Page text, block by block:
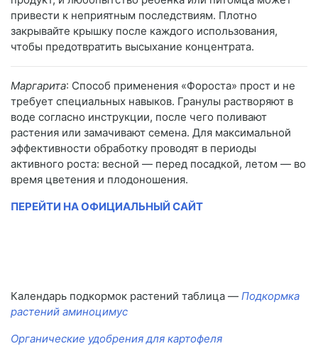
привести к неприятным последствиям. Плотно
закрывайте крышку после каждого использования,
чтобы предотвратить высыхание концентрата.
Маргарита: Способ применения «Фороста» прост и не
требует специальных навыков. Гранулы растворяют в
воде согласно инструкции, после чего поливают
растения или замачивают семена. Для максимальной
эффективности обработку проводят в периоды
активного роста: весной — перед посадкой, летом — во
время цветения и плодоношения.
ПЕРЕЙТИ НА ОФИЦИАЛЬНЫЙ САЙТ
Календарь подкормок растений таблица — Подкормка
растений аминоцимус
Органические удобрения для картофеля